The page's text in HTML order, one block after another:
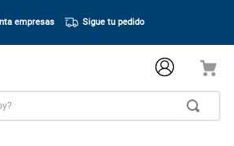
empresas Sigue tu pedido